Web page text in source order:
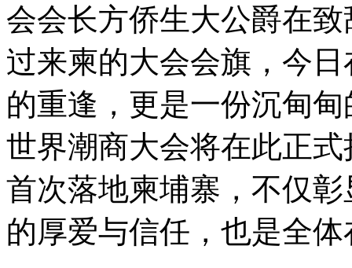
会会长方侨生大公爵在
过来柬的大会会旗，今
的重逢，更是一份沉甸
世界潮商大会将在此正
首次落地柬埔寨，不仅
的厚爱与信任，也是全